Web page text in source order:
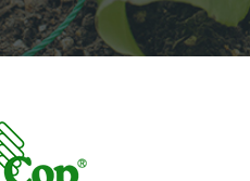
ード番号、運転免許証